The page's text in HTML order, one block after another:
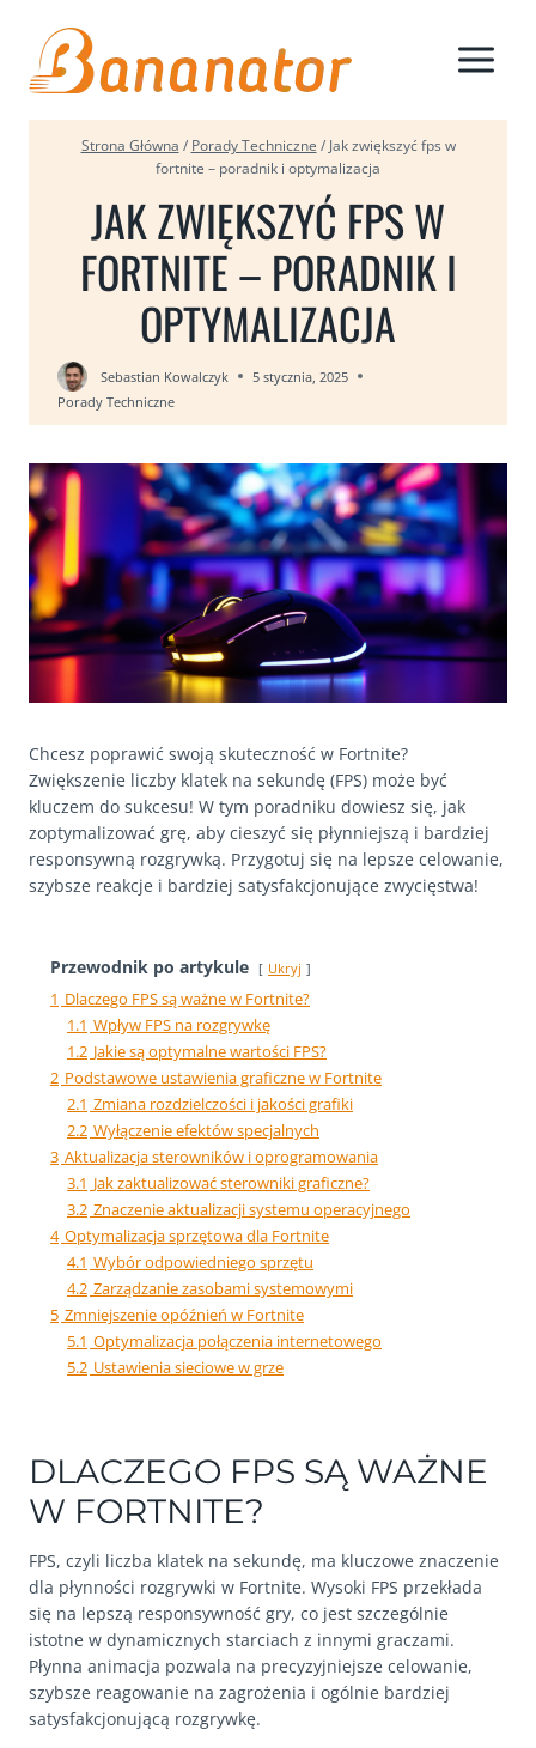
treści
Strona Główna / Porady Techniczne / Jak zwiększyć fps w
fortnite – poradnik i optymalizacja
JAK ZWIĘKSZYĆ FPS W
FORTNITE – PORADNIK I
OPTYMALIZACJA
Sebastian Kowalczyk
5 stycznia, 2025
Porady Techniczne
Chcesz poprawić swoją skuteczność w Fortnite?
Zwiększenie liczby klatek na sekundę (FPS) może być
kluczem do sukcesu! W tym poradniku dowiesz się, jak
zoptymalizować grę, aby cieszyć się płynniejszą i bardziej
responsywną rozgrywką. Przygotuj się na lepsze celowanie,
szybsze reakcje i bardziej satysfakcjonujące zwycięstwa!
Przewodnik po artykule Ukryj
1 Dlaczego FPS są ważne w Fortnite?
1.1 Wpływ FPS na rozgrywkę
1.2 Jakie są optymalne wartości FPS?
2 Podstawowe ustawienia graficzne w Fortnite
2.1 Zmiana rozdzielczości i jakości grafiki
2.2 Wyłączenie efektów specjalnych
3 Aktualizacja sterowników i oprogramowania
3.1 Jak zaktualizować sterowniki graficzne?
3.2 Znaczenie aktualizacji systemu operacyjnego
4 Optymalizacja sprzętowa dla Fortnite
4.1 Wybór odpowiedniego sprzętu
4.2 Zarządzanie zasobami systemowymi
5 Zmniejszenie opóźnień w Fortnite
5.1 Optymalizacja połączenia internetowego
5.2 Ustawienia sieciowe w grze
DLACZEGO FPS SĄ WAŻNE
W FORTNITE?
FPS, czyli liczba klatek na sekundę, ma kluczowe znaczenie
dla płynności rozgrywki w Fortnite. Wysoki FPS przekłada
się na lepszą responsywność gry, co jest szczególnie
istotne w dynamicznych starciach z innymi graczami.
Płynna animacja pozwala na precyzyjniejsze celowanie,
szybsze reagowanie na zagrożenia i ogólnie bardziej
satysfakcjonującą rozgrywkę.